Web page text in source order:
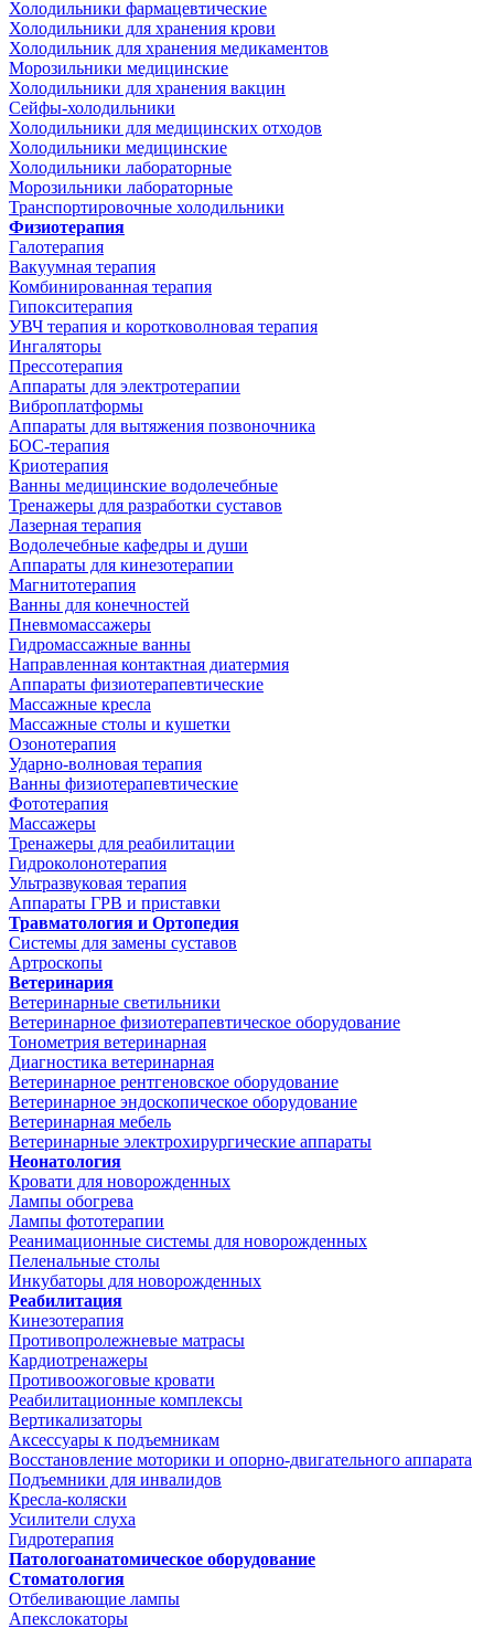
Холодильники фармацевтические
Холодильники для хранения крови
Холодильник для хранения медикаментов
Морозильники медицинские
Холодильники для хранения вакцин
Сейфы-холодильники
Холодильники для медицинских отходов
Холодильники медицинские
Холодильники лабораторные
Морозильники лабораторные
Транспортировочные холодильники
Физиотерапия
Галотерапия
Вакуумная терапия
Комбинированная терапия
Гипокситерапия
УВЧ терапия и коротковолновая терапия
Ингаляторы
Прессотерапия
Аппараты для электротерапии
Виброплатформы
Аппараты для вытяжения позвоночника
БОС-терапия
Криотерапия
Ванны медицинские водолечебные
Тренажеры для разработки суставов
Лазерная терапия
Водолечебные кафедры и души
Аппараты для кинезотерапии
Магнитотерапия
Ванны для конечностей
Пневмомассажеры
Гидромассажные ванны
Направленная контактная диатермия
Аппараты физиотерапевтические
Массажные кресла
Массажные столы и кушетки
Озонотерапия
Ударно-волновая терапия
Ванны физиотерапевтические
Фототерапия
Массажеры
Тренажеры для реабилитации
Гидроколонотерапия
Ультразвуковая терапия
Аппараты ГРВ и приставки
Травматология и Ортопедия
Системы для замены суставов
Артроскопы
Ветеринария
Ветеринарные светильники
Ветеринарное физиотерапевтическое оборудование
Тонометрия ветеринарная
Диагностика ветеринарная
Ветеринарное рентгеновское оборудование
Ветеринарное эндоскопическое оборудование
Ветеринарная мебель
Ветеринарные электрохирургические аппараты
Неонатология
Кровати для новорожденных
Лампы обогрева
Лампы фототерапии
Реанимационные системы для новорожденных
Пеленальные столы
Инкубаторы для новорожденных
Реабилитация
Кинезотерапия
Противопролежневые матрасы
Кардиотренажеры
Противоожоговые кровати
Реабилитационные комплексы
Вертикализаторы
Аксессуары к подъемникам
Восстановление моторики и опорно-двигательного аппарата
Подъемники для инвалидов
Кресла-коляски
Усилители слуха
Гидротерапия
Патологоанатомическое оборудование
Стоматология
Отбеливающие лампы
Апекслокаторы